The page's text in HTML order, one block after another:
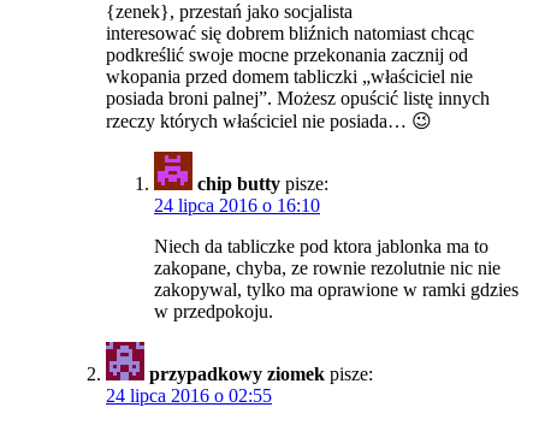
{zenek}, przestań jako socjalista
interesować się dobrem bliźnich natomiast chcąc
podkreślić swoje mocne przekonania zacznij od
wkopania przed domem tabliczki „właściciel nie
posiada broni palnej”. Możesz opuścić listę innych
rzeczy których właściciel nie posiada… 😉
chip butty pisze:
24 lipca 2016 o 16:10
Niech da tabliczke pod ktora jablonka ma to
zakopane, chyba, ze rownie rezolutnie nic nie
zakopywal, tylko ma oprawione w ramki gdzies
w przedpokoju.
przypadkowy ziomek pisze:
24 lipca 2016 o 02:55